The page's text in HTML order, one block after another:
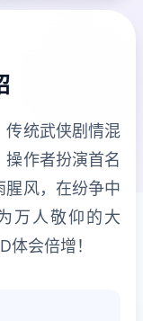
传统武侠剧情混
作者扮演首名
腥风，在纷争中
万人敬仰的大
会倍增！